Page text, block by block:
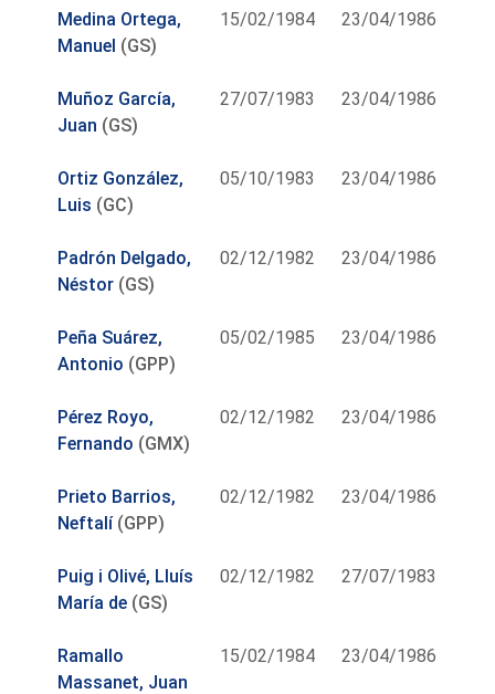
Medina Ortega,
Manuel (GS)
15/02/1984 23/04/1986
Muñoz García,
Juan (GS)
27/07/1983 23/04/1986
Ortiz González,
Luis (GC)
05/10/1983 23/04/1986
Padrón Delgado,
Néstor (GS)
02/12/1982 23/04/1986
Peña Suárez,
Antonio (GPP)
05/02/1985 23/04/1986
Pérez Royo,
Fernando (GMX)
02/12/1982 23/04/1986
Prieto Barrios,
Neftalí(GPP)
02/12/1982 23/04/1986
Puig i Olivé, Lluís
María de (GS)
02/12/1982 27/07/1983
Ramallo
Massanet, Juan
15/02/1984 23/04/1986